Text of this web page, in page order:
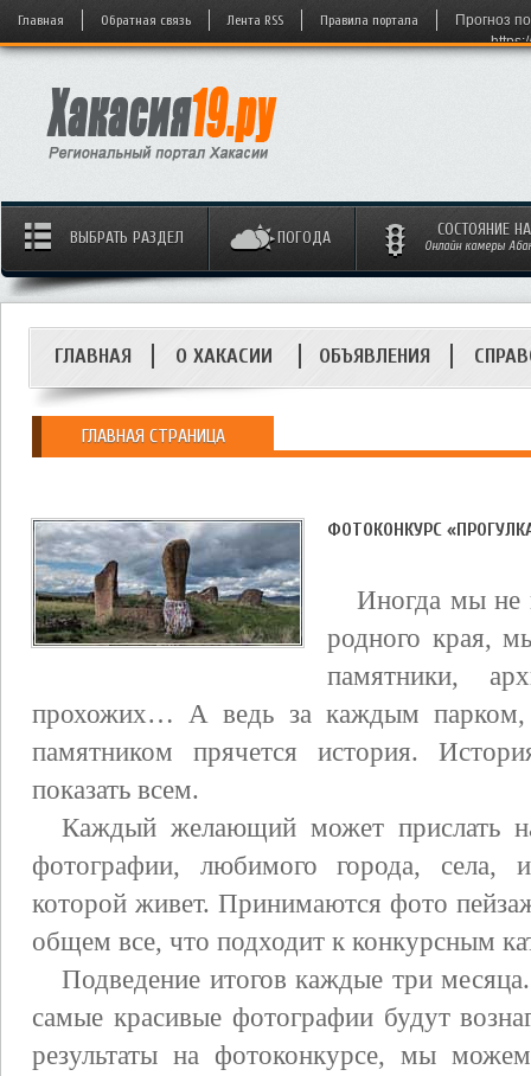
Главная Обратная связь Лента RSS Правила портала
Прогноз
ВЫБРАТЬ РАЗДЕЛ ПОГОДА СОСТОЯНИЕ
Онлайн камеры
ГЛАВНАЯ О ХАКАСИИ ОБЪЯВЛЕНИЯ
ГЛАВНАЯ СТРАНИЦА
ФОТОКОНКУРС
Иногда мы не
родного края,
памятники,
прохожих… А ведь за каждым парком,
памятником прячется история.
показать всем.
Каждый желающий может прислать
фотографии, любимого города, села,
которой живет. Принимаются фото
общем все, что подходит к конкурсным
Подведение итогов каждые три
самые красивые фотографии будут
результаты на фотоконкурсе, мы